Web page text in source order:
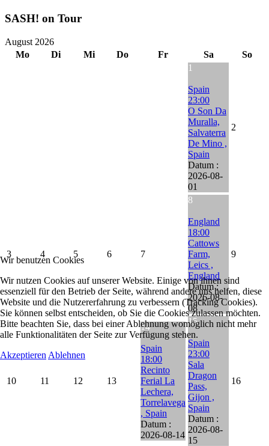
SASH! on Tour
August 2026
Mo
Di Mi Do Fr Sa
So
1
Spain
23:00
O Son Da
Muralla,
Salvaterra
De Mino ,
Spain
Datum :
2026-08-
01
2
3 4 5 6 7
8
England
18:00
Cattows
Farm,
Leics ,
England
Datum :
2026-08-
08
9
10 11 12 13
14
Spain
18:00
Recinto
Ferial La
Lechera,
Torrelavega
, Spain
Datum :
2026-08-14
15
Spain
23:00
Sala
Dragon
Pass,
Gijon ,
Spain
Datum :
2026-08-
15
16
Wir benutzen Cookies
Wir nutzen Cookies auf unserer Website. Einige von ihnen sind
essenziell für den Betrieb der Seite, während andere uns helfen, diese
Website und die Nutzererfahrung zu verbessern (Tracking Cookies).
Sie können selbst entscheiden, ob Sie die Cookies zulassen möchten.
Bitte beachten Sie, dass bei einer Ablehnung womöglich nicht mehr
alle Funktionalitäten der Seite zur Verfügung stehen.
Akzeptieren Ablehnen